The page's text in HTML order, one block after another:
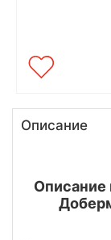
Описание
Описание